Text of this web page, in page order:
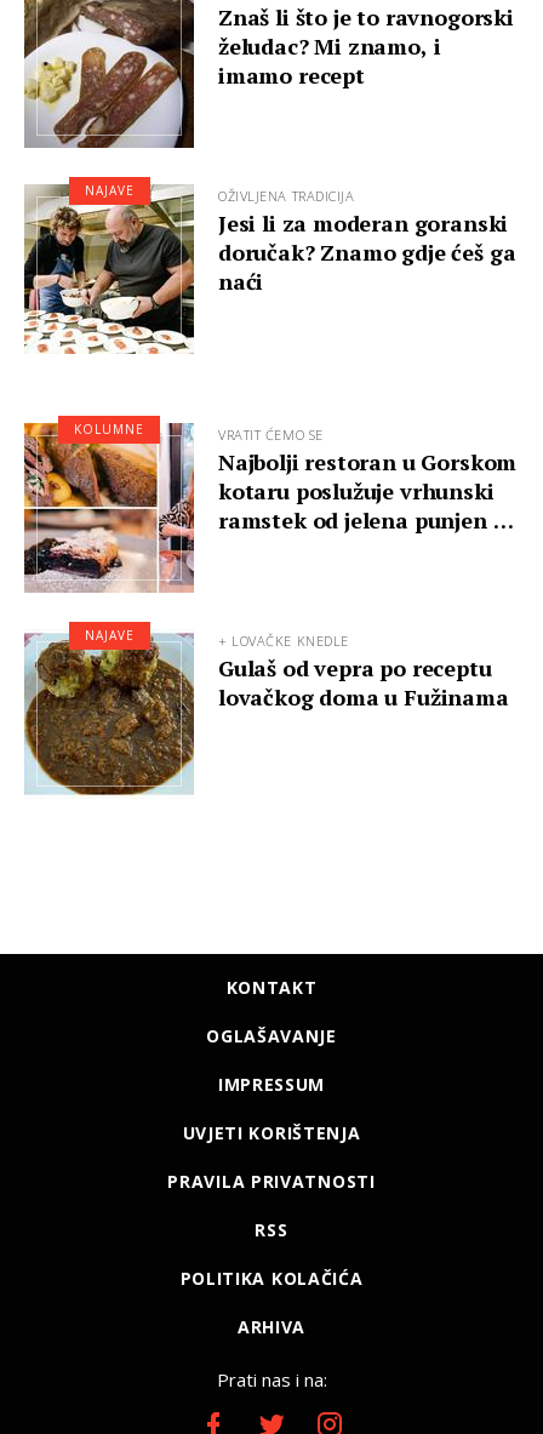
Znaš li što je to ravnogorski
želudac? Mi znamo, i
imamo recept
OŽIVLJENA TRADICIJA
Jesi li za moderan goranski
doručak? Znamo gdje ćeš ga
naći
NAJAVE
VRATIT ĆEMO SE
Najbolji restoran u Gorskom
kotaru poslužuje vrhunski
ramstek od jelena punjen …
KOLUMNE
+ LOVAČKE KNEDLE
Gulaš od vepra po receptu
lovačkog doma u Fužinama
NAJAVE
KONTAKT
OGLAŠAVANJE
IMPRESSUM
UVJETI KORIŠTENJA
PRAVILA PRIVATNOSTI
RSS
POLITIKA KOLAČIĆA
ARHIVA
Prati nas i na: